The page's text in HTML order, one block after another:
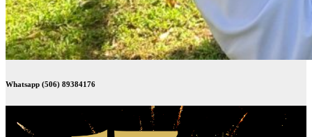
Whatsapp (506) 89384176